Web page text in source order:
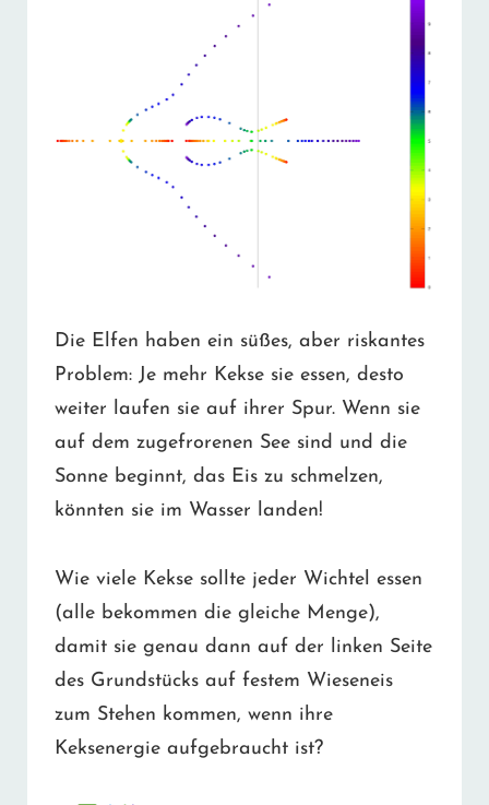
Die Elfen haben ein süßes, aber riskantes
Problem: Je mehr Kekse sie essen, desto
weiter laufen sie auf ihrer Spur. Wenn sie
auf dem zugefrorenen See sind und die
Sonne beginnt, das Eis zu schmelzen,
könnten sie im Wasser landen!
Wie viele Kekse sollte jeder Wichtel essen
(alle bekommen die gleiche Menge),
damit sie genau dann auf der linken Seite
des Grundstücks auf festem Wieseneis
zum Stehen kommen, wenn ihre
Keksenergie aufgebraucht ist?